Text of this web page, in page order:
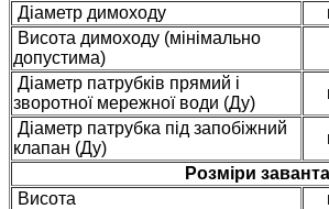
Діаметр димоходу
Висота димоходу (мінімально
допустима)
Діаметр патрубків прямий і
зворотної мережної води (Ду)
Діаметр патрубка під запобіжний
клапан (Ду)
Розміри
Висота